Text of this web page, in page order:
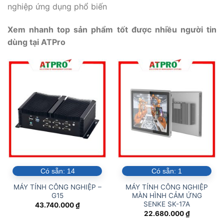
nghiệp ứng dụng phổ biến
Xem nhanh top sản phẩm tốt được nhiều người tin
dùng tại ATPro
Có sẵn: 14
MÁY TÍNH CÔNG NGHIỆP –
G15
43.740.000₫
Có sẵn: 1
MÁY TÍNH CÔNG NGHIỆP
MÀN HÌNH CẢM ỨNG
SENKE SK-17A
22.680.000₫